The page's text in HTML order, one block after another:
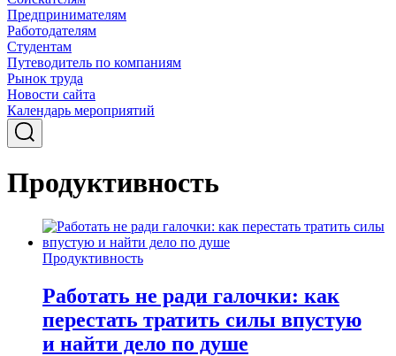
Предпринимателям
Работодателям
Студентам
Путеводитель по компаниям
Рынок труда
Новости сайта
Календарь мероприятий
Продуктивность
Продуктивность
Работать не ради галочки: как
перестать тратить силы впустую
и найти дело по душе